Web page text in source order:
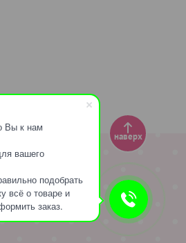
Вы к нам
вашего
подобрать
всё о товаре и
заказ.
наверх